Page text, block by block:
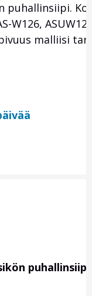
W126,
malliisi
puhallinsiipi